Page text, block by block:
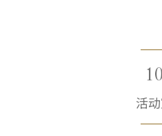
10
活